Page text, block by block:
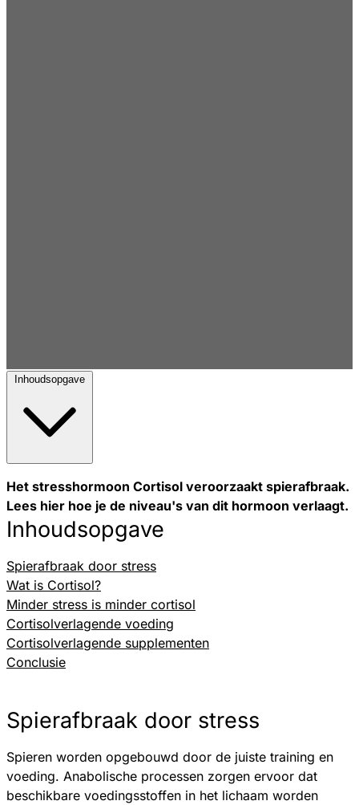
Inhoudsopgave
Het stresshormoon Cortisol veroorzaakt spierafbraak.
Lees hier hoe je de niveau's van dit hormoon verlaagt.
Inhoudsopgave
Spierafbraak door stress
Wat is Cortisol?
Minder stress is minder cortisol
Cortisolverlagende voeding
Cortisolverlagende supplementen
Conclusie
Spierafbraak door stress
Spieren worden opgebouwd door de juiste training en
voeding. Anabolische processen zorgen ervoor dat
beschikbare voedingsstoffen in het lichaam worden